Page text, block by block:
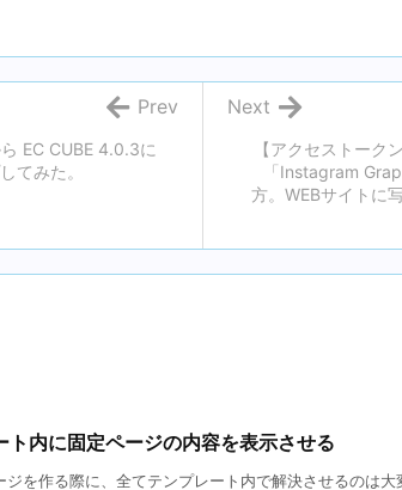
【アクセストーク
「Instagram
方。WEBサイトに
Next
EC CUBE 4.0.3に
てみた。
Prev
ト内に固定ページの内容を表示させる
ジを作る際に、全てテンプレート内で解決させるのは